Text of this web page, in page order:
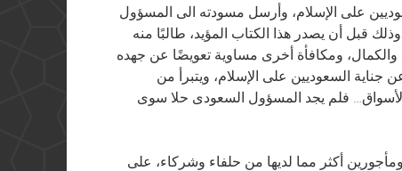
على الإسلام، وأرسل مسودته الى المسؤول
قبل أن يصدر هذا الكتاب المؤيد، طالبًا منه
والكمال، ومكافأة أخرى مساوية تعويضًا عن جهده
جناية السعوديين على الإسلام، ويتبرأ من
الأسواق… فلم يجد المسؤول السعودى حلا سوى
أكثر مما لديها من حلفاء وشركاء، على